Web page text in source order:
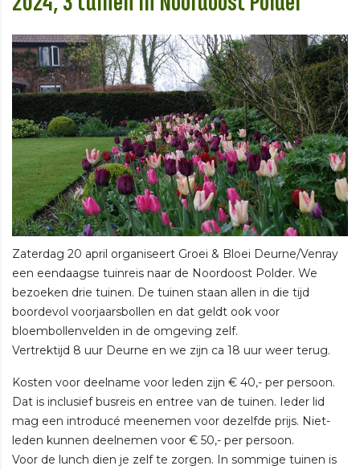
Zaterdag 20 april organiseert Groei & Bloei Deurne/Venray
een eendaagse tuinreis naar de Noordoost Polder. We
bezoeken drie tuinen. De tuinen staan allen in die tijd
boordevol voorjaarsbollen en dat geldt ook voor
bloembollenvelden in de omgeving zelf.
Vertrektijd 8 uur Deurne en we zijn ca 18 uur weer terug.
Kosten voor deelname voor leden zijn € 40,- per persoon.
Dat is inclusief busreis en entree van de tuinen. Ieder lid
mag een introducé meenemen voor dezelfde prijs. Niet-
leden kunnen deelnemen voor € 50,- per persoon.
Voor de lunch dien je zelf te zorgen. In sommige tuinen is